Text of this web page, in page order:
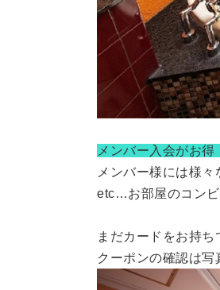
メンバー入会がお得
メンバー様には様々
etc…お部屋のコンビ
まだカードをお持ち
クーポンの確認は写